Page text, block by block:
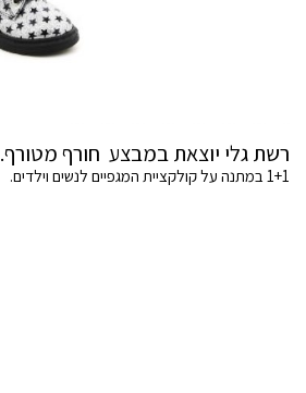
רשת גלי יוצאת במבצע חורף מטורף.
1+1 במתנה על קולקציית המגפיים לנשים וילדים.